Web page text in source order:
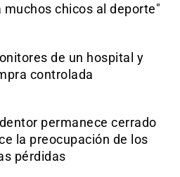
muchos chicos al deporte"
de un hospital y
controlada
permanece cerrado
la preocupación de los
pérdidas